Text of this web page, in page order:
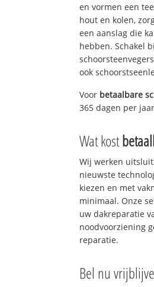
en vormen een
hout en kolen,
een aanslag die
hebben. Schakel
ook
Voor betaalbare
365 dagen per
Wat kost
Wij werken
nieuwste
kiezen en met
minimaal. Onze
uw dakreparatie
noodvoorziening
reparatie.
Bel nu